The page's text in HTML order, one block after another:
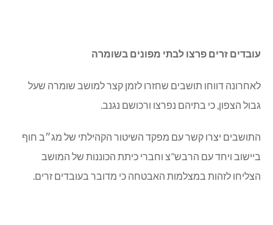
עובדים זרים פרצו לבתי מפונים בשומרה
לאחרונה דווחו תושבים שחזרו לזמן קצר למושב שומרה שעל
גבול הצפון, כי בתיהם נפרצו ורכושם נגנב.
התושבים יצרו קשר עם מפקד השיטור הקהילתי של מג״ב חוף
ביישוב ויחד עם הרבש”צ וחברי כיתת הכוננות של המושב
הצליחו לזהות במצלמות האבטחה כי מדובר בעובדים זרים.